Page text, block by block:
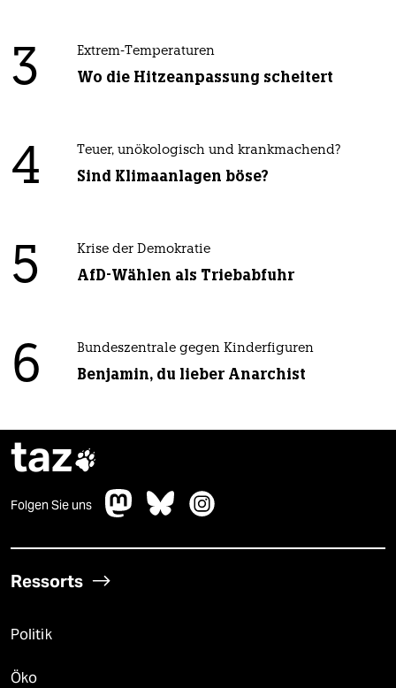
3 Extrem-Temperaturen
Wo die Hitzeanpassung scheitert
4 Teuer, unökologisch und krankmachend?
Sind Klimaanlagen böse?
5 Krise der Demokratie
AfD-Wählen als Triebabfuhr
6 Bundeszentrale gegen Kinderfiguren
Benjamin, du lieber Anarchist
taz
Folgen Sie uns
Ressorts
Politik
Öko